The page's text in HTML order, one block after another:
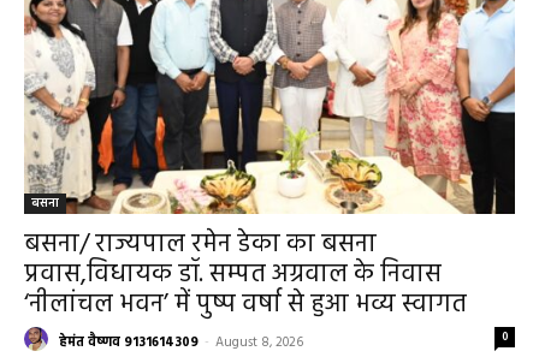
बसना
बसना/ राज्यपाल रमेन डेका का बसना
प्रवास,विधायक डॉ. सम्पत अग्रवाल के निवास
‘नीलांचल भवन’ में पुष्प वर्षा से हुआ भव्य स्वागत
हेमंत वैष्णव 9131614309 - August 8, 2026 0